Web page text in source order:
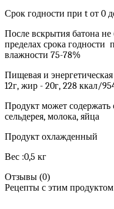
Срок годности при t от 0
После вскрытия батона
пределах срока годности
влажности 75-78%
Пищевая и
12г, жир - 20г, 228 ккал/
Продукт может содержать
сельдерея, молока, яйца
Продукт охлажденный
Вес :0,5 кг
Отзывы (0)
Рецепты с этим продуктом